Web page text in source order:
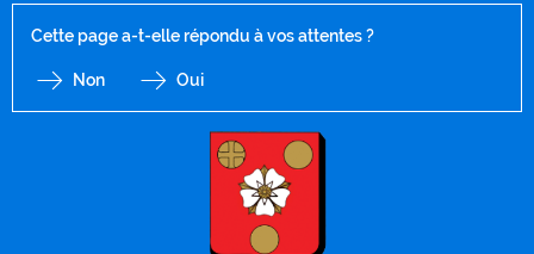
Cette page a-t-elle répondu à vos attentes ?
Non Oui